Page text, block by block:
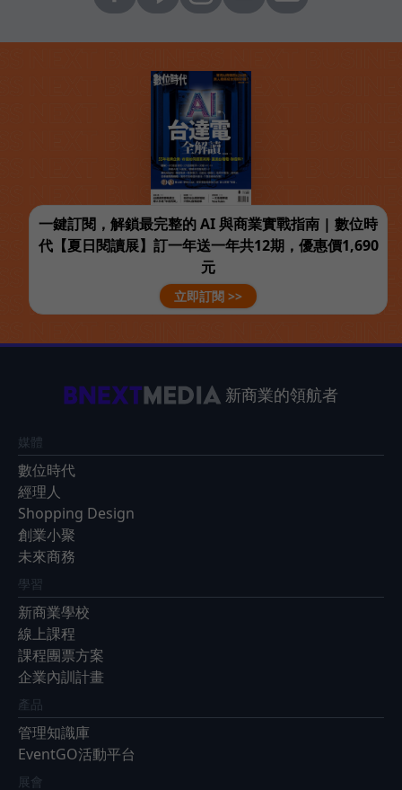
一鍵訂閱，解鎖最完整的 AI 與商業實戰指南 | 數位時
代【夏日閱讀展】訂一年送一年共12期，優惠價1,690
元
立即訂閱 >>
新商業的領航者
媒體
數位時代
經理人
Shopping Design
創業小聚
未來商務
學習
新商業學校
線上課程
課程團票方案
企業內訓計畫
產品
管理知識庫
EventGO活動平台
展會